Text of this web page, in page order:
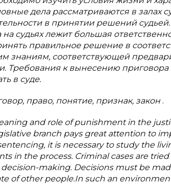
дела рассматриваются в залах
в принятии решений
судьях лежит большая
правильное решение в
знаниям, соответствующей
к вынесению приговора
в суде.
право, понятие, признак, закон .
and role of punishment in the
branch pays great attention to
it is necessary to study the
in the process. Criminal cases are
making. Decisions must be
of other people.In such an